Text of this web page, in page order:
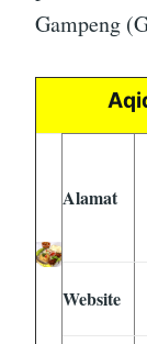
Gampeng
Alamat
Website